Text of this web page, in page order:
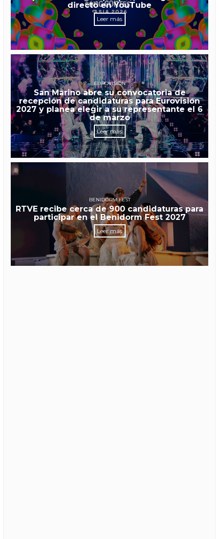
directo en YouTube
Leer más
EUROVISIÓN
San Marino abre su convocatoria de
recepción de candidaturas para Eurovisión
2027 y planea elegir a su representante el 6
de marzo
Leer más
BENIDORM FEST
RTVE recibe cerca de 900 candidaturas para
participar en el Benidorm Fest 2027
Leer más